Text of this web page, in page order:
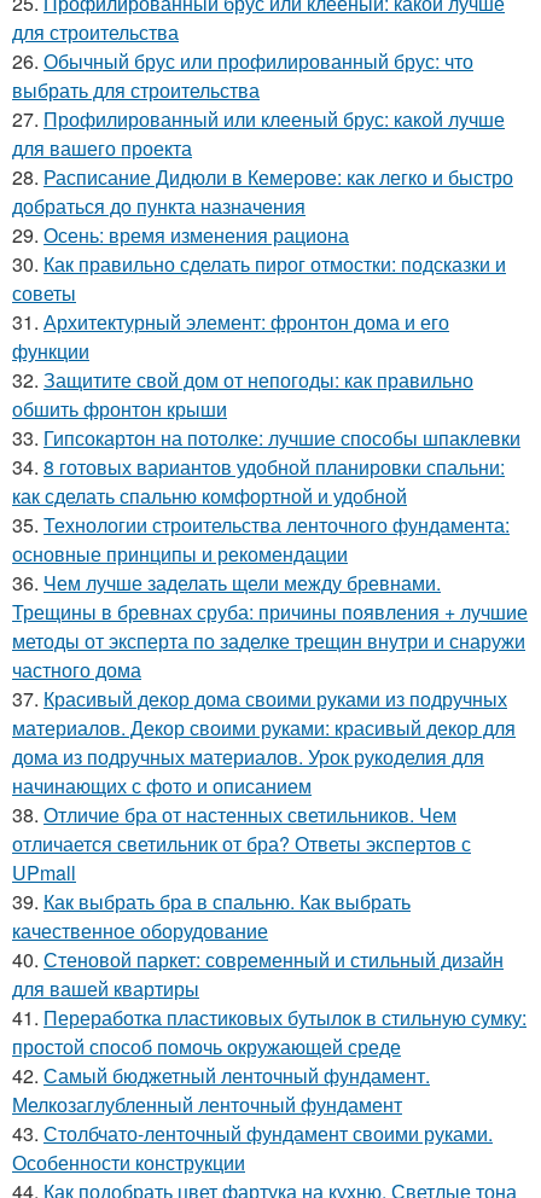
для строительства
26. Обычный брус или профилированный брус: что
выбрать для строительства
27. Профилированный или клееный брус: какой лучше
для вашего проекта
28. Расписание Дидюли в Кемерове: как легко и быстро
добраться до пункта назначения
29. Осень: время изменения рациона
30. Как правильно сделать пирог отмостки: подсказки и
советы
31. Архитектурный элемент: фронтон дома и его
функции
32. Защитите свой дом от непогоды: как правильно
обшить фронтон крыши
33. Гипсокартон на потолке: лучшие способы шпаклевки
34. 8 готовых вариантов удобной планировки спальни:
как сделать спальню комфортной и удобной
35. Технологии строительства ленточного фундамента:
основные принципы и рекомендации
36. Чем лучше заделать щели между бревнами.
Трещины в бревнах сруба: причины появления + лучшие
методы от эксперта по заделке трещин внутри и снаружи
частного дома
37. Красивый декор дома своими руками из подручных
материалов. Декор своими руками: красивый декор для
дома из подручных материалов. Урок рукоделия для
начинающих с фото и описанием
38. Отличие бра от настенных светильников. Чем
отличается светильник от бра? Ответы экспертов с
UPmall
39. Как выбрать бра в спальню. Как выбрать
качественное оборудование
40. Стеновой паркет: современный и стильный дизайн
для вашей квартиры
41. Переработка пластиковых бутылок в стильную сумку:
простой способ помочь окружающей среде
42. Самый бюджетный ленточный фундамент.
Мелкозаглубленный ленточный фундамент
43. Столбчато-ленточный фундамент своими руками.
Особенности конструкции
44. Как подобрать цвет фартука на кухню. Светлые тона